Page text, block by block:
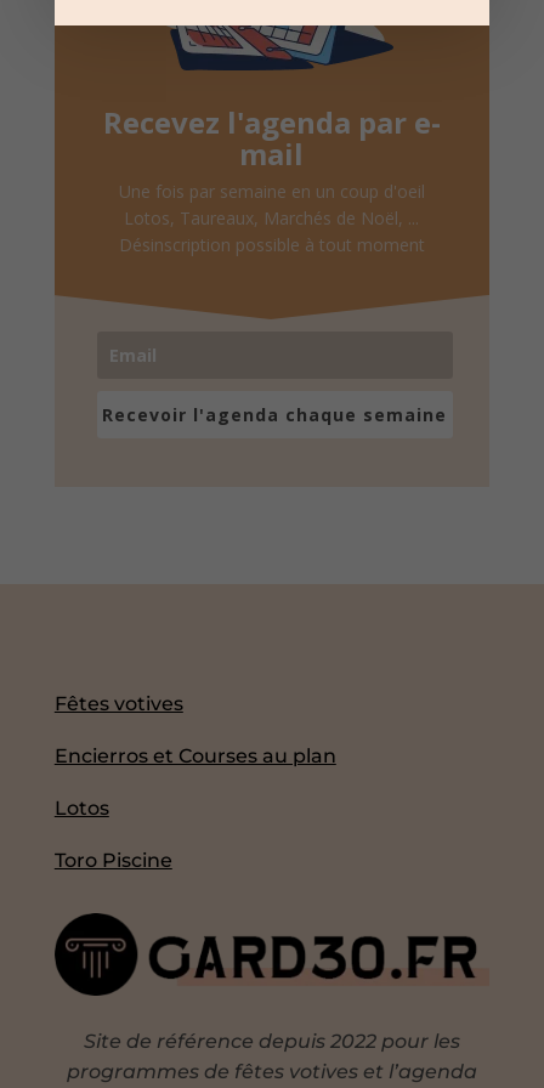
Recevez l'agenda par e-
mail
Une fois par semaine en un coup d'oeil
Lotos, Taureaux, Marchés de Noël, ...
Désinscription possible à tout moment
Recevoir l'agenda chaque semaine
Fêtes votives
Encierros et Courses au plan
Lotos
Toro Piscine
Site de référence depuis 2022 pour les
programmes de fêtes votives et l’agenda